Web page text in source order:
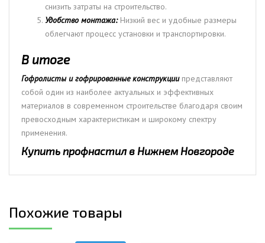
снизить затраты на строительство.
Удобство монтажа: Низкий вес и удобные размеры
облегчают процесс установки и транспортировки.
В итоге
Гофролисты и гофрированные конструкции представляют
собой один из наиболее актуальных и эффективных
материалов в современном строительстве благодаря своим
превосходным характеристикам и широкому спектру
применения.
Купить профнастил в Нижнем Новгороде
Похожие товары